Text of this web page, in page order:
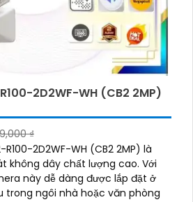
2D2WF-WH (CB2 2MP)
₫
2D2WF-WH (CB2 2MP) là
dây chất lượng cao. Với
này dễ dàng được lắp đặt ở
trong ngôi nhà hoặc văn phòng